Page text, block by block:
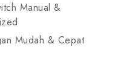
Manual &
Mudah & Cepat